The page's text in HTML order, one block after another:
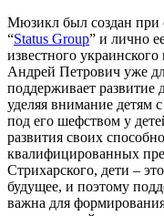
Мюзикл был создан при
“Status Group” и лично
известного
Андрей Петрович уже
поддерживает развитие
уделяя внимание детям
под его шефством у
развития своих
квалифицированных
Стрихарского, дети –
будущее, и поэтому
важна для